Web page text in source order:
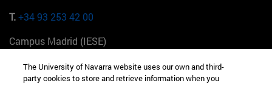
T.+34 93 253 42 00
Campus Madrid (IESE)
+34 912 11 30 00
The University of Navarra website uses our own and third-
party cookies to store and retrieve information when you